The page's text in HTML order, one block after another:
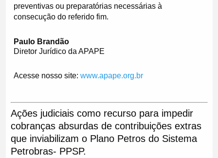
preventivas ou preparatórias necessárias à
consecução do referido fim.
Paulo Brandão
Diretor Jurídico da APAPE
Acesse nosso site: www.apape.org.br
Ações judiciais como recurso para impedir
cobranças absurdas de contribuições extras
que inviabilizam o Plano Petros do Sistema
Petrobras- PPSP.